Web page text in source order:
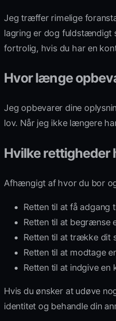
Jeg træffer rimelige
lagring er dog fuldstændigt
fortrolig, hvis du har en
Hvor længe
Jeg opbevarer dine
lov. Når jeg ikke længere
Hvilke rettigheder
Afhængigt af hvor du bor
Retten til at få adgang
Retten til at begrænse
Retten til at trække dit
Retten til at modtage
Retten til at indgive en
Hvis du ønsker at udøve
identitet og behandle din